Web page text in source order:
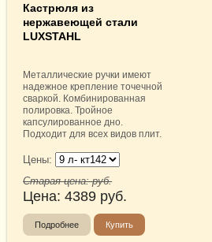
Кастрюля из
нержавеющей стали
LUXSTAHL
Металлические ручки имеют
надежное крепление точечной
сваркой. Комбинированная
полировка. Тройное
капсулированное дно.
Подходит для всех видов плит.
Цены:
Старая цена:руб.
Цена:4389 руб.
Подробнее Купить